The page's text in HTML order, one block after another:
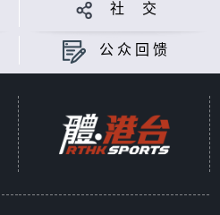
社 交
公众回馈